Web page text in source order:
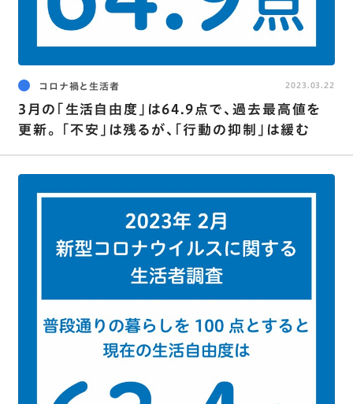
コロナ禍と生活者
3月の｢生活自由度｣は64.9点で､過去最高値を
更新｡ ｢不安｣は残るが､｢行動の抑制｣は緩む
2023.03.22